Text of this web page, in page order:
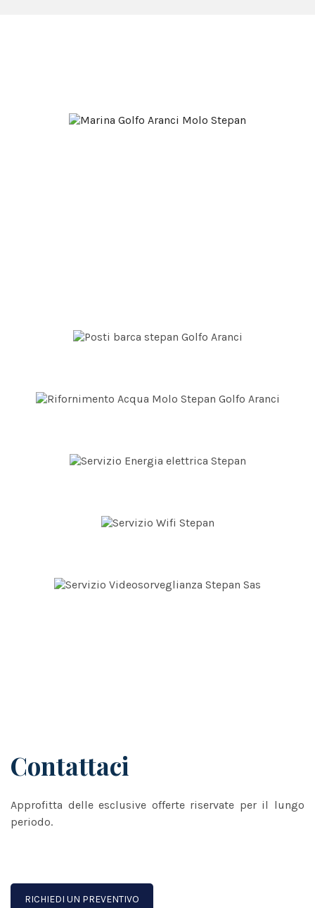
Contattaci
Approfitta delle esclusive offerte riservate per il lungo
periodo.
RICHIEDI UN PREVENTIVO